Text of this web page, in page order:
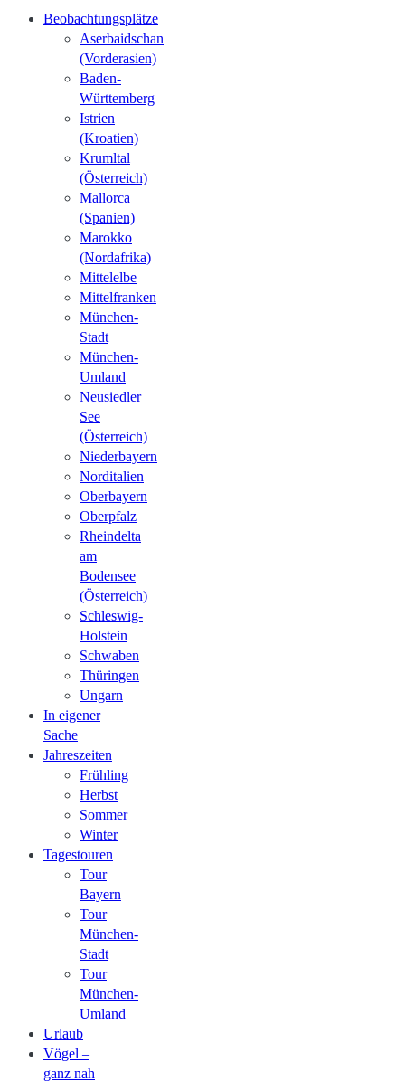
Beobachtungsplätze
Aserbaidschan
(Vorderasien)
Baden-
Württemberg
Istrien
(Kroatien)
Krumltal
(Österreich)
Mallorca
(Spanien)
Marokko
(Nordafrika)
Mittelelbe
Mittelfranken
München-
Stadt
München-
Umland
Neusiedler
See
(Österreich)
Niederbayern
Norditalien
Oberbayern
Oberpfalz
Rheindelta
am
Bodensee
(Österreich)
Schleswig-
Holstein
Schwaben
Thüringen
Ungarn
In eigener
Sache
Jahreszeiten
Frühling
Herbst
Sommer
Winter
Tagestouren
Tour
Bayern
Tour
München-
Stadt
Tour
München-
Umland
Urlaub
Vögel –
ganz nah